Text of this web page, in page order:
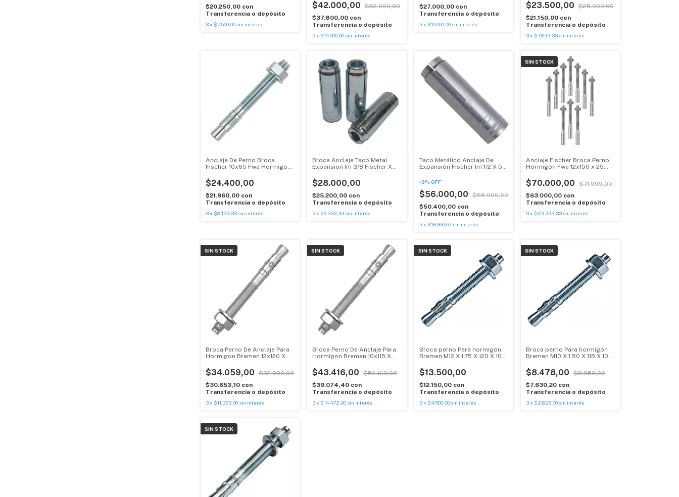
$20.250,00 con
Transferencia o depósito
3x $7.500,00 sin interés
$42.000,00
$52.000,00
$37.800,00 con
Transferencia o depósito
3x $14.000,00 sin interés
$27.000,00 con
Transferencia o depósito
3 x $10.000,00 sin interés
$23.500,00
$25.000,00
$21.150,00 con
Transferencia o depósito
3x $7.833,33 sin interés
Anclaje De Perno Broca
Fischer 10x65 Fwa Hormigon
$24.400,00
$21.960,00 con
Transferencia o depósito
3x $8.133,33 sin interés
Broca Anclaje Taco Metal
Expansion Im 3/8 Fischer X
$28.000,00
$25.200,00 con
Transferencia o depósito
3x $9.333,33 sin interés
Taco Metálico Anclaje De
Expansión Fischer Im 1/2 X 50
-3% OFF
$56.000,00
$58.000,00
$50.400,00 con
Transferencia o depósito
3 x $18.666,67 sin interés
SIN STOCK
Anclaje Fischer Broca Perno
Hormigón Fwa 12x150 x 25
$70.000,00
$71.999,00
$63.000,00 con
Transferencia o depósito
3x $23.333,33 sin interés
SIN STOCK
Broca Perno De Anclaje Para
Hormigon Bremen 12x120 X
$34.059,00
$32.990,00
$30.653,10 con
Transferencia o depósito
3x $11.353,00 sin interés
SIN STOCK
Broca Perno De Anclaje Para
Hormigon Bremen 10x115 X
$43.416,00
$56.160,00
$39.074,40 con
Transferencia o depósito
3x $14.472,00 sin interés
SIN STOCK
Broca perno Para hormigón
Bremen M12 X 1.75 X 120 X 10
$13.500,00
$12.150,00 con
Transferencia o depósito
3 x $4.500,00 sin interés
SIN STOCK
Broca perno Para hormigón
Bremen M10 X 1.50 X 115 X 10
$8.478,00
$9.950,00
$7.630,20 con
Transferencia o depósito
3x $2.826,00 sin interés
SIN STOCK